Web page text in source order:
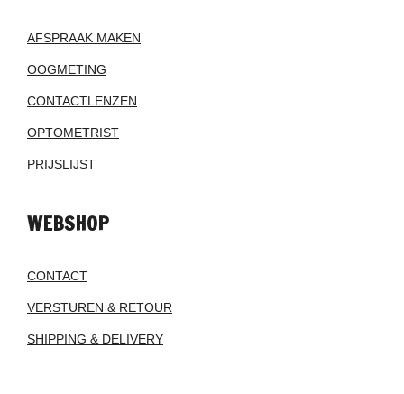
AFSPRAAK MAKEN
OOGMETING
CONTACTLENZEN
OPTOMETRIST
PRIJSLIJST
WEBSHOP
CONTACT
VERSTUREN & RETOUR
SHIPPING & DELIVERY